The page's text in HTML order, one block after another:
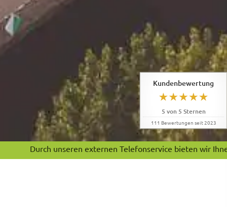
Kundenbewertung
5 von5 Sternen
111 Bewertungen seit 2023
unseren externen Telefonservice bieten wir Ihnen